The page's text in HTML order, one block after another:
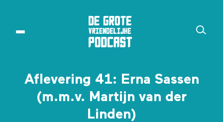
Aflevering 41: Erna Sassen
(m.m.v. Martijn van der
Linden)